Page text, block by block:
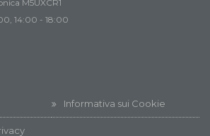
M5UXCR1
14:00 - 18:00
Informativa sui Cookie